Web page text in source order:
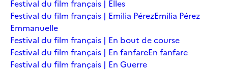
Festival du film français | Elles
Festival du film français | Emilia PérezEmilia Pérez
Emmanuelle
Festival du film français | En bout de course
Festival du film français | En fanfareEn fanfare
Festival du film français | En Guerre